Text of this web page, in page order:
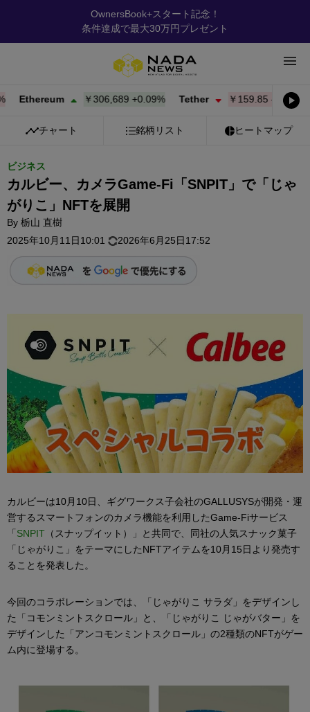
OwnersBook+スタート記念！
条件達成で最大30万円プレゼント
Ethereum ￥306,689+0.09% Tether ￥159.85-0.01%
チャート 銘柄リスト ヒートマップ
ビジネス
カルビー、カメラGame-Fi「SNPIT」で「じゃ
がりこ」NFTを展開
By 栃山 直樹
2025年10月11日10:01
2026年6月25日17:52
カルビーは10月10日、ギグワークス子会社のGALLUSYSが開発・運
営するスマートフォンのカメラ機能を利用したGame-Fiサービス
「 SNPIT （スナップイット）」と共同で、同社の人気スナック菓子
「じゃがりこ」をテーマにしたNFTアイテムを10月15日より発売す
ることを発表した。
今回のコラボレーションでは、「じゃがりこ サラダ」をデザインし
た「コモンミントスクロール」と、「じゃがりこ じゃがバター」を
デザインした「アンコモンミントスクロール」の2種類のNFTがゲー
ム内に登場する。